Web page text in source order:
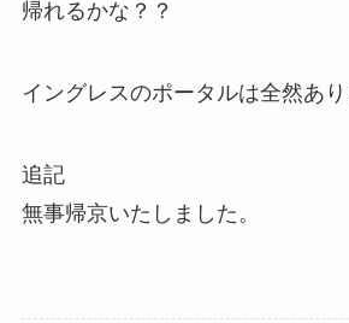
帰れるかな？？
イングレスのポータルは全然あり
追記
無事帰京いたしました。